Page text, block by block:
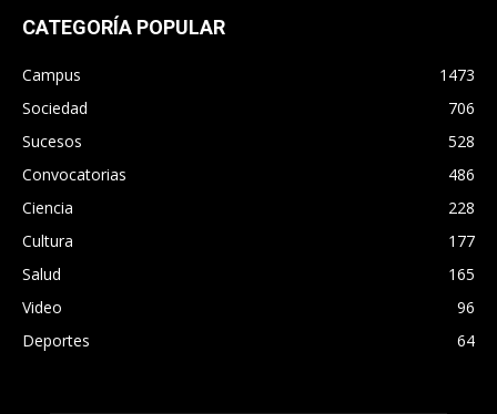
CATEGORÍA POPULAR
Campus
1473
Sociedad
706
Sucesos
528
Convocatorias
486
Ciencia
228
Cultura
177
Salud
165
Video
96
Deportes
64